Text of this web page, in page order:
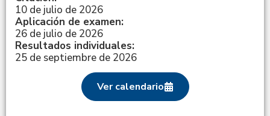
10 de julio de 2026
Aplicación de examen:
26 de julio de 2026
Resultados individuales:
25 de septiembre de 2026
Ver calendario